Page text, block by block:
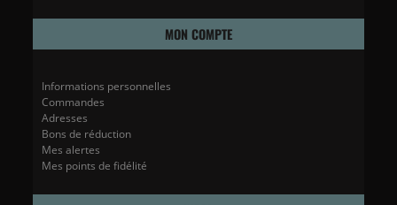
MON COMPTE
Informations personnelles
Commandes
Adresses
Bons de réduction
Mes alertes
Mes points de fidélité